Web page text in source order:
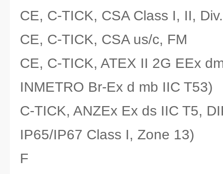
CE, C-TICK, CSA Class I, II,
CE, C-TICK, CSA us/c, FM
CE, C-TICK, ATEX II 2G EEx
INMETRO Br-Ex d mb IIC T53)
C-TICK, ANZEx Ex ds IIC T5,
IP65/IP67 Class I, Zone 13)
F